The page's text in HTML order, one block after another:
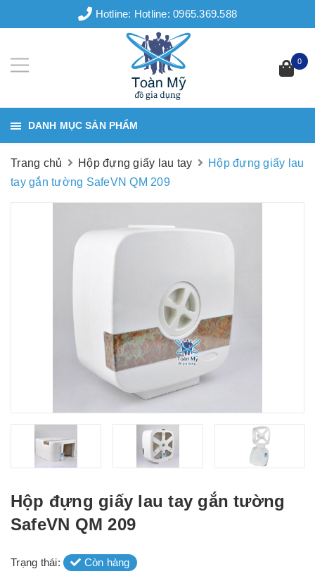
Hotline: Hotline: 0965.369.588
0
DANH MỤC SẢN PHẨM
Trang chủ Hộp đựng giấy lau tay
Hộp đựng giấy lau
tay gắn tường SafeVN QM 209
Hộp đựng giấy lau tay gắn tường
SafeVN QM 209
Trạng thái: Còn hàng